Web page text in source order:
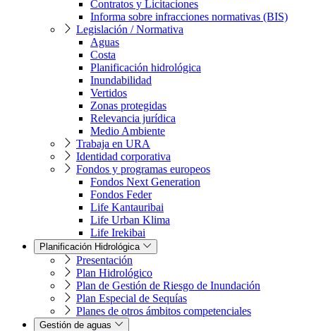
Contratos y Licitaciones
Informa sobre infracciones normativas (BIS)
Legislación / Normativa
Aguas
Costa
Planificación hidrológica
Inundabilidad
Vertidos
Zonas protegidas
Relevancia jurídica
Medio Ambiente
Trabaja en URA
Identidad corporativa
Fondos y programas europeos
Fondos Next Generation
Fondos Feder
Life Kantauribai
Life Urban Klima
Life Irekibai
Planificación Hidrológica
Presentación
Plan Hidrológico
Plan de Gestión de Riesgo de Inundación
Plan Especial de Sequías
Planes de otros ámbitos competenciales
Gestión de aguas